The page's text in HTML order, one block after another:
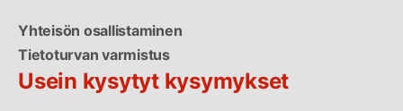
Yhteisön osallistaminen
Tietoturvan varmistus
Usein kysytyt kysymykset